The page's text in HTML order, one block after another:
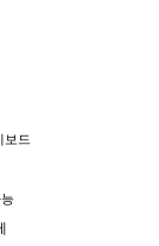
보드